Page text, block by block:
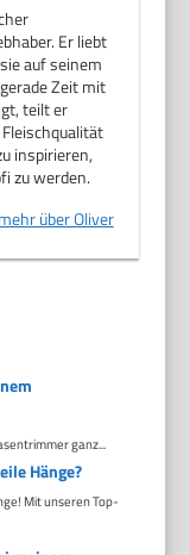
Er liebt
auf seinem
Zeit mit
teilt er
inspirieren,
zu werden.
über Oliver
ganz...
Hänge?
Mit unseren Top-